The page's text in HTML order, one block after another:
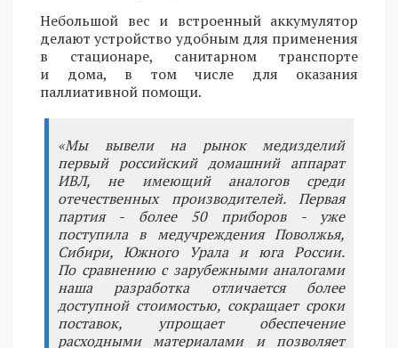
Небольшой вес и встроенный аккумулятор
делают устройство удобным для применения
в стационаре, санитарном транспорте
и дома, в том числе для оказания
паллиативной помощи.
«Мы вывели на рынок медизделий
первый российский домашний аппарат
ИВЛ, не имеющий аналогов среди
отечественных производителей. Первая
партия - более 50 приборов - уже
поступила в медучреждения Поволжья,
Сибири, Южного Урала и юга России.
По сравнению с зарубежными аналогами
наша разработка отличается более
доступной стоимостью, сокращает сроки
поставок, упрощает обеспечение
расходными материалами и позволяет